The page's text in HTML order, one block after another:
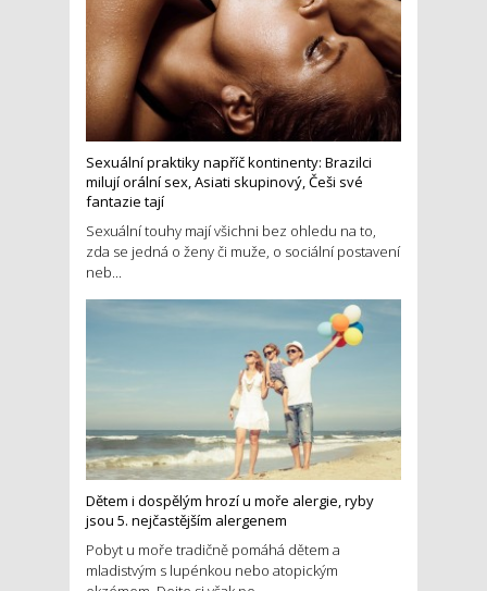
Sexuální praktiky napříč kontinenty: Brazilci
milují orální sex, Asiati skupinový, Češi své
fantazie tají
Sexuální touhy mají všichni bez ohledu na to,
zda se jedná o ženy či muže, o sociální postavení
neb...
Dětem i dospělým hrozí u moře alergie, ryby
jsou 5. nejčastějším alergenem
Pobyt u moře tradičně pomáhá dětem a
mladistvým s lupénkou nebo atopickým